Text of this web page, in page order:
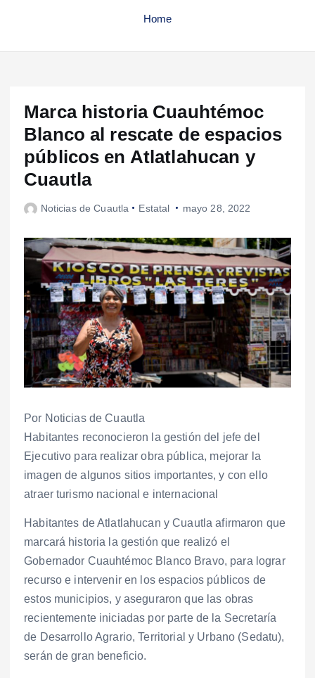
Home
Marca historia Cuauhtémoc
Blanco al rescate de espacios
públicos en Atlatlahucan y
Cuautla
Noticias de Cuautla Estatal mayo 28, 2022
Por Noticias de Cuautla
Habitantes reconocieron la gestión del jefe del
Ejecutivo para realizar obra pública, mejorar la
imagen de algunos sitios importantes, y con ello
atraer turismo nacional e internacional
Habitantes de Atlatlahucan y Cuautla afirmaron que
marcará historia la gestión que realizó el
Gobernador Cuauhtémoc Blanco Bravo, para lograr
recurso e intervenir en los espacios públicos de
estos municipios, y aseguraron que las obras
recientemente iniciadas por parte de la Secretaría
de Desarrollo Agrario, Territorial y Urbano (Sedatu),
serán de gran beneficio.